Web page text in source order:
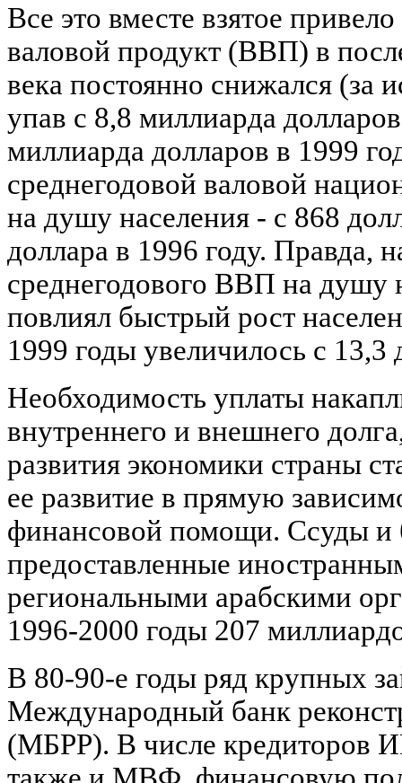
Все это вместе взятое
валовой продукт (ВВП) в
века постоянно снижался (за
упав с 8,8 миллиарда
миллиарда долларов в 1999
среднегодовой валовой
на душу населения - с 868
доллара в 1996 году. Правда,
среднегодового ВВП на душу
повлиял быстрый рост
1999 годы увеличилось с
Необходимость уплаты
внутреннего и внешнего
развития экономики страны
ее развитие в прямую
финансовой помощи. Ссуды и
предоставленные
региональными арабскими
1996-2000 годы 207
В 80-90-е годы ряд крупных
Международный банк
(МБРР). В числе кредиторов